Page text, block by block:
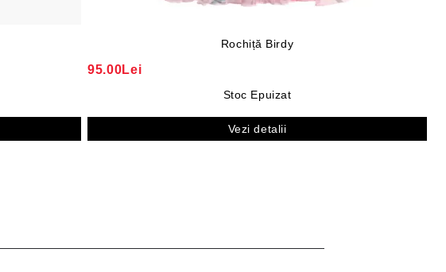
Rochiță Birdy
95.00Lei
Stoc Epuizat
Vezi detalii